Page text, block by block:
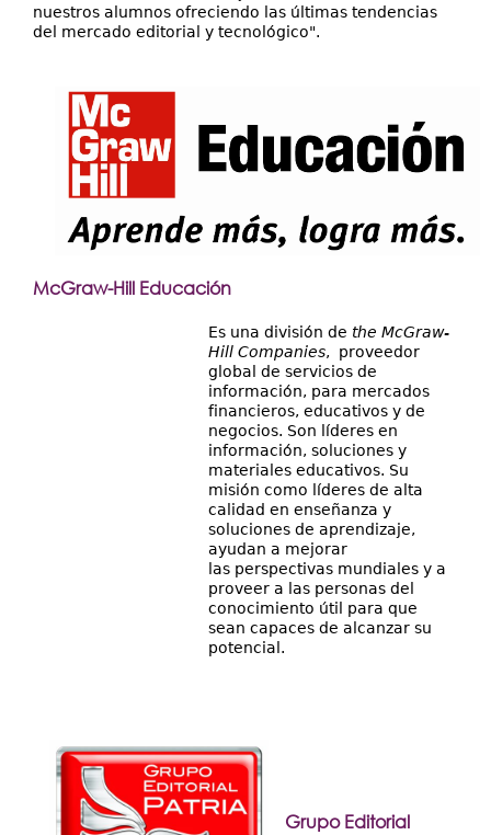
nuestros alumnos ofreciendo las últimas tendencias
del mercado editorial y tecnológico".
McGraw-Hill Educación
Es una división de the McGraw-
Hill Companies, proveedor
global de servicios de
información, para mercados
financieros, educativos y de
negocios. Son líderes en
información, soluciones y
materiales educativos. Su
misión como líderes de alta
calidad en enseñanza y
soluciones de aprendizaje,
ayudan a mejorar
las perspectivas mundiales y a
proveer a las personas del
conocimiento útil para que
sean capaces de alcanzar su
potencial.
Grupo Editorial